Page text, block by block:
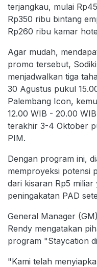
terjangkau, mulai
Rp350 ribu bintang
Rp260 ribu kamar
Agar mudah,
promo tersebut,
menjadwalkan tiga
30 Agustus pukul
Palembang Icon,
12.00 WIB - 20.00
terakhir 3-4 Oktober
PIM.
Dengan program ini,
memproyeksi potensi
dari kisaran Rp5
peningakatan PAD
General Manager
Rendy mengatakan
program "Staycation
"Kami telah